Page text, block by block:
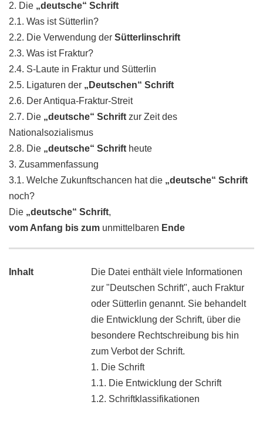
2. Die „deutsche“ Schrift
2.1. Was ist Sütterlin?
2.2. Die Verwendung der Sütterlinschrift
2.3. Was ist Fraktur?
2.4. S-Laute in Fraktur und Sütterlin
2.5. Ligaturen der „Deutschen“ Schrift
2.6. Der Antiqua-Fraktur-Streit
2.7. Die „deutsche“ Schrift zur Zeit des
Nationalsozialismus
2.8. Die „deutsche“ Schrift heute
3. Zusammenfassung
3.1. Welche Zukunftschancen hat die „deutsche“ Schrift
noch?
Die „deutsche“ Schrift,
vom Anfang bis zum unmittelbaren Ende
Inhalt
Die Datei enthält viele Informationen
zur "Deutschen Schrift", auch Fraktur
oder Sütterlin genannt. Sie behandelt
die Entwicklung der Schrift, über die
besondere Rechtschreibung bis hin
zum Verbot der Schrift.
1. Die Schrift
1.1. Die Entwicklung der Schrift
1.2. Schriftklassifikationen